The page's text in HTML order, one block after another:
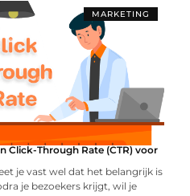
MARKETING
Click-Through Rate (CTR) voor
je vast wel dat het belangrijk is
je bezoekers krijgt, wil je